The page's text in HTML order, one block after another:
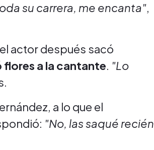
su carrera, me encanta",
actor después sacó
flores a la cantante. "Lo
a lo que el
"No, las saqué recién